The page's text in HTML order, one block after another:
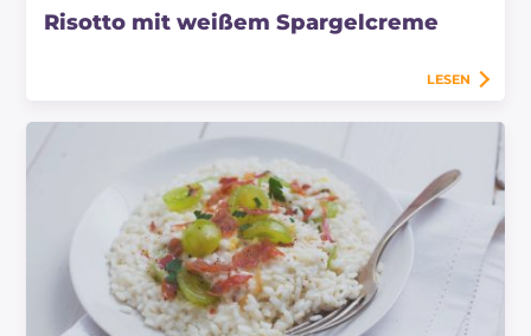
Risotto mit weißem Spargelcreme
LESEN